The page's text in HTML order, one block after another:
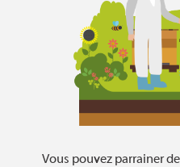
Vous pouvez parrainer